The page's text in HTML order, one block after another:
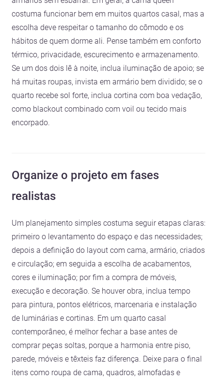
costuma funcionar bem em muitos quartos casal, mas a
escolha deve respeitar o tamanho do cômodo e os
hábitos de quem dorme ali. Pense também em conforto
térmico, privacidade, escurecimento e armazenamento.
Se um dos dois lê à noite, inclua iluminação de apoio; se
há muitas roupas, invista em armário bem dividido; se o
quarto recebe sol forte, inclua cortina com boa vedação,
como blackout combinado com voil ou tecido mais
encorpado.
Organize o projeto em fases
realistas
Um planejamento simples costuma seguir etapas claras:
primeiro o levantamento do espaço e das necessidades;
depois a definição do layout com cama, armário, criados
e circulação; em seguida a escolha de acabamentos,
cores e iluminação; por fim a compra de móveis,
execução e decoração. Se houver obra, inclua tempo
para pintura, pontos elétricos, marcenaria e instalação
de luminárias e cortinas. Em um quarto casal
contemporâneo, é melhor fechar a base antes de
comprar peças soltas, porque a harmonia entre piso,
parede, móveis e têxteis faz diferença. Deixe para o final
itens como roupa de cama, quadros, almofadas e